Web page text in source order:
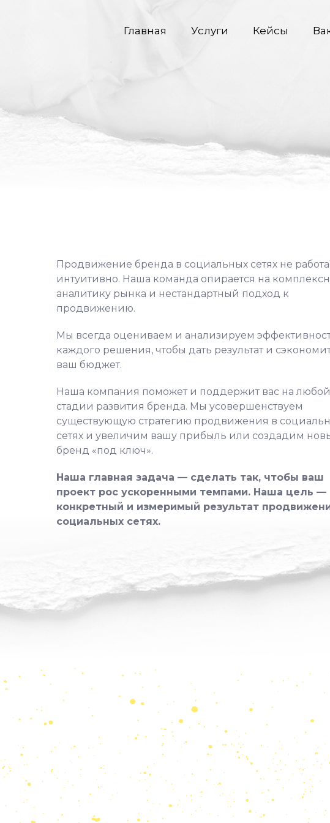
Главная Услуги Кейсы
Продвижение бренда в социальных сетях не
интуитивно. Наша команда опирается на
аналитику рынка и нестандартный подход к
продвижению.
Мы всегда оцениваем и анализируем
каждого решения, чтобы дать результат и
ваш бюджет.
Наша компания поможет и поддержит вас на любой
стадии развития бренда. Мы усовершенствуем
существующую стратегию продвижения в
сетях и увеличим вашу прибыль или создадим
бренд «под ключ».
Наша главная задача — сделать так, чтобы ваш
проект рос ускоренными темпами. Наша цель —
конкретный и измеримый результат
социальных сетях.